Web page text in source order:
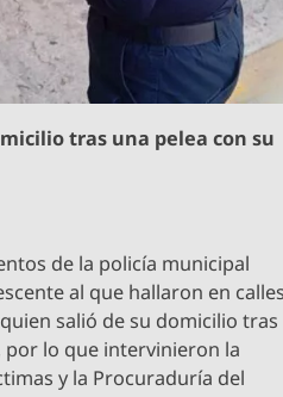
tras una pelea con su
de la policía municipal
al que hallaron en
salió de su domicilio tras
por lo que intervinieron la
y la Procuraduría del